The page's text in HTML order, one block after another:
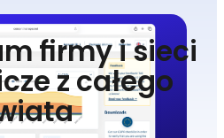
firmy i sieci
z całego